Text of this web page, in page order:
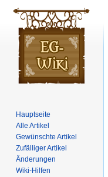
Hauptseite
Alle Artikel
Gewünschte Artikel
Zufälliger Artikel
Änderungen
Wiki-Hilfen